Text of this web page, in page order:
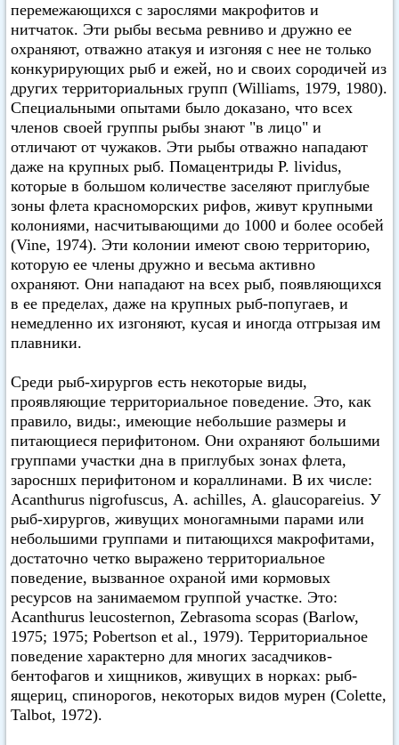
перемежающихся с зарослями макрофитов и
нитчаток. Эти рыбы весьма ревниво и дружно ее
охраняют, отважно атакуя и изгоняя с нее не только
конкурирующих рыб и ежей, но и своих сородичей из
других территориальных групп (Williams, 1979, 1980).
Специальными опытами было доказано, что всех
членов своей группы рыбы знают "в лицо" и
отличают от чужаков. Эти рыбы отважно нападают
даже на крупных рыб. Помацентриды Р. lividus,
которые в большом количестве заселяют приглубые
зоны флета красноморских рифов, живут крупными
колониями, насчитывающими до 1000 и более особей
(Vine, 1974). Эти колонии имеют свою территорию,
которую ее члены дружно и весьма активно
охраняют. Они нападают на всех рыб, появляющихся
в ее пределах, даже на крупных рыб-попугаев, и
немедленно их изгоняют, кусая и иногда отгрызая им
плавники.
Среди рыб-хирургов есть некоторые виды,
проявляющие территориальное поведение. Это, как
правило, виды:, имеющие небольшие размеры и
питающиеся перифитоном. Они охраняют большими
группами участки дна в приглубых зонах флета,
заросншх перифитоном и кораллинами. В их числе:
Acanthurus nigrofuscus, А. achilles, А. glaucopareius. У
рыб-хирургов, живущих моногамными парами или
небольшими группами и питающихся макрофитами,
достаточно четко выражено территориальное
поведение, вызванное охраной ими кормовых
ресурсов на занимаемом группой участке. Это:
Acanthurus leucosternon, Zebrasoma scopas (Barlow,
1975; 1975; Pobertson et al., 1979). Территориальное
поведение характерно для многих засадчиков-
бентофагов и хищников, живущих в норках: рыб-
ящериц, спинорогов, некоторых видов мурен (Colette,
Talbot, 1972).